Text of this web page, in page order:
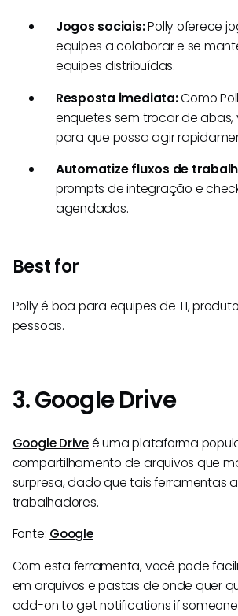
Jogos sociais:Polly oferece
equipes a colaborar e se
equipes distribuídas.
Resposta imediata:Como
enquetes sem trocar de
para que possa agir
Automatize fluxos de
prompts de integração e
agendados.
Best for
Polly é boa para equipes de TI,
pessoas.
3. Google Drive
Google Driveé uma plataforma
compartilhamento de arquivos que
surpresa, dado que tais ferramentas
trabalhadores.
Fonte: Google
Com esta ferramenta, você pode
em arquivos e pastas de onde quer
add-on to get notifications if